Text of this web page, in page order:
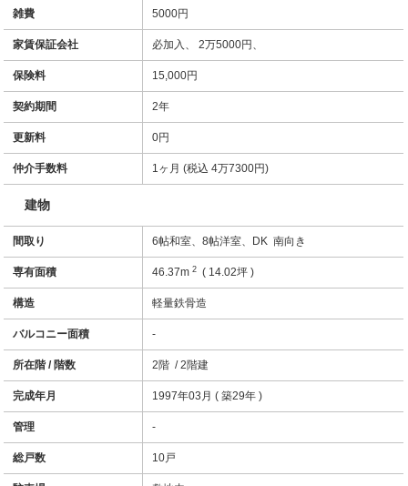
雑費 5000円
家賃保証会社 必加入、 2万5000円、
保険料 15,000円
契約期間 2年
更新料 0円
仲介手数料 1ヶ月 (税込 4万7300円)
建物
間取り 6帖和室、8帖洋室、DK 南向き
専有面積 46.37m2 ( 14.02坪 )
構造 軽量鉄骨造
バルコニー面積 -
所在階 / 階数 2階 / 2階建
完成年月 1997年03月 ( 築29年 )
管理 -
総戸数 10戸